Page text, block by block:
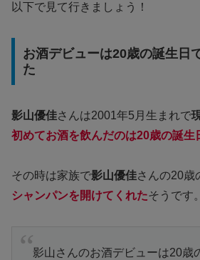
以下で見て行きましょう！
お酒デビューは20歳の誕生日
た
影山優佳さんは2001年5月生まれで
初めてお酒を飲んだのは20歳の誕生
その時は家族で影山優佳さんの20歳
シャンパンを開けてくれたそうです。
影山さんのお酒デビューは20歳